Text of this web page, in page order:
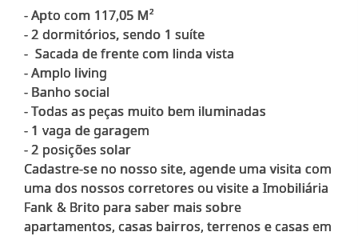
- Apto com 117,05 M²
- ⁠2 dormitórios, sendo 1 suíte
- ⁠ Sacada de frente com linda vista
- ⁠Amplo living
- ⁠Banho social
- ⁠Todas as peças muito bem iluminadas
- ⁠1 vaga de garagem
- ⁠2 posições solar
Cadastre-se no nosso site, agende uma visita com
uma dos nossos corretores ou visite a Imobiliária
Fank & Brito para saber mais sobre
apartamentos, casas bairros, terrenos e casas em